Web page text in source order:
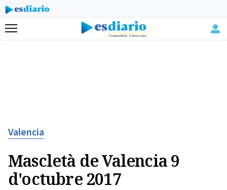
Menú
Valencia
Mascletà de Valencia 9
d'octubre 2017